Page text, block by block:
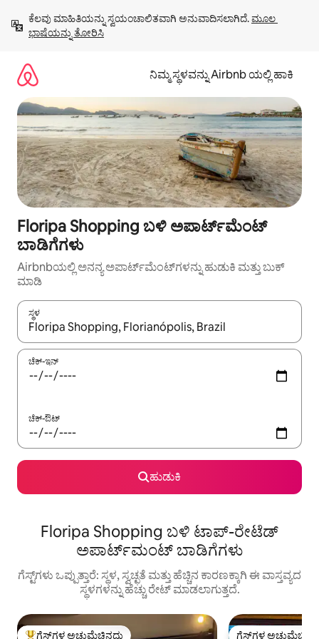
ಹೋಗಿ
ಕೆಲವು ಮಾಹಿತಿಯನ್ನು ಸ್ವಯಂಚಾಲಿತವಾಗಿ ಅನುವಾದಿಸಲಾಗಿದೆ. ಮೂಲ
ಭಾಷೆಯನ್ನು ತೋರಿಸಿ
ನಿಮ್ಮ ಸ್ಥಳವನ್ನು Airbnb ಯಲ್ಲಿ ಹಾಕಿ
Floripa Shopping ಬಳಿ ಅಪಾರ್ಟ್‌ಮೆಂಟ್
ಬಾಡಿಗೆಗಳು
Airbnbಯಲ್ಲಿ ಅನನ್ಯ ಅಪಾರ್ಟ್‌ಮೆಂಟ್‌ಗಳನ್ನು ಹುಡುಕಿ ಮತ್ತು ಬುಕ್
ಮಾಡಿ
ಸ್ಥಳ
ಫಲಿತಾಂಶಗಳು ಲಭ್ಯವಿರುವಾಗ, ಅಪ್ ಮತ್ತು ಡೌನ್ ಬಾಣದ ಕೀಲಿಗಳೊಂದಿಗೆ
ಚೆಕ್-ಇನ್
ಚೆಕ್-ಔಟ್
ಹುಡುಕಿ
Floripa Shopping ಬಳಿ ಟಾಪ್-ರೇಟೆಡ್
ಅಪಾರ್ಟ್‌ಮಂಟ್ ಬಾಡಿಗೆಗಳು
ಗೆಸ್ಟ್‌ಗಳು ಒಪ್ಪುತ್ತಾರೆ: ಸ್ಥಳ, ಸ್ವಚ್ಛತೆ ಮತ್ತು ಹೆಚ್ಚಿನ ಕಾರಣಕ್ಕಾಗಿ ಈ ವಾಸ್ತವ್ಯದ
ಸ್ಥಳಗಳನ್ನು ಹೆಚ್ಚು ರೇಟ್ ಮಾಡಲಾಗುತ್ತದೆ.
ಗೆಸ್ಟ್‌ಗಳ ಅಚ್ಚುಮೆಚ್ಚಿನದು ಗೆಸ್ಟ್‌ಗಳ